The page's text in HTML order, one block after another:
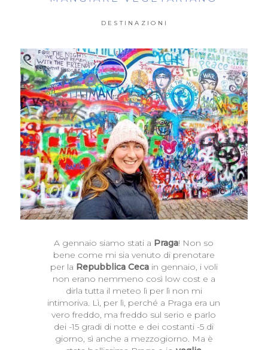
DESTINAZIONI
A gennaio siamo stati a Praga! Non so
bene come mi sia venuto di prenotare
per la Repubblica Cecain gennaio, i voli
non erano nemmeno così low cost e a
dirla tutta il meteo lì per lì non mi
intimoriva. Lì, per lì, perché a Praga era un
vero freddo, ma freddo sul serio e parlo
dei -15 gradi di notte e dei costanti -5 di
giorno, sì anche a mezzogiorno. Ma è